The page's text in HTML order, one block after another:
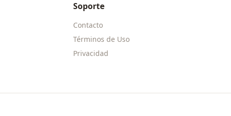
Soporte
Contacto
Términos de Uso
Privacidad